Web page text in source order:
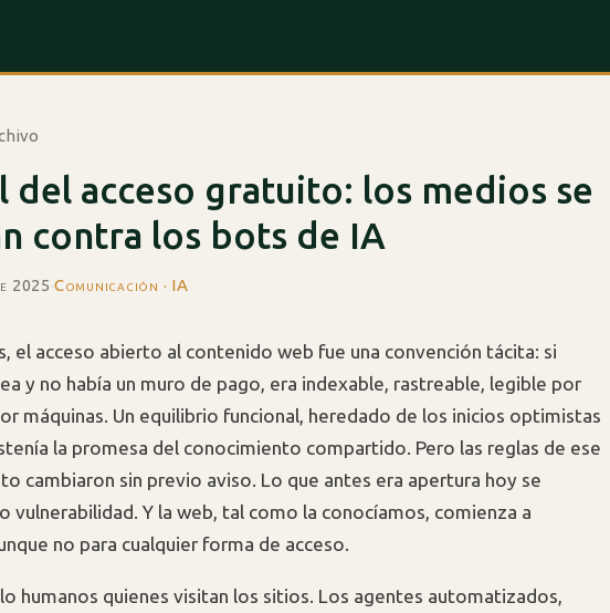
del acceso gratuito: los medios se
contra los bots de IA
2025·Comunicación · IA
el acceso abierto al contenido web fue una convención tácita: si
y no había un muro de pago, era indexable, rastreable, legible por
máquinas. Un equilibrio funcional, heredado de los inicios optimistas
la promesa del conocimiento compartido. Pero las reglas de ese
cambiaron sin previo aviso. Lo que antes era apertura hoy se
vulnerabilidad. Y la web, tal como la conocíamos, comienza a
no para cualquier forma de acceso.
humanos quienes visitan los sitios. Los agentes automatizados,